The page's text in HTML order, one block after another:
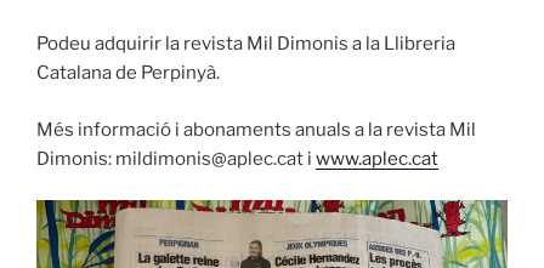
Podeu adquirir la revista Mil Dimonis a la Llibreria
Catalana de Perpinyà.
Més informació i abonaments anuals a la revista Mil
Dimonis: mildimonis@aplec.cat i www.aplec.cat